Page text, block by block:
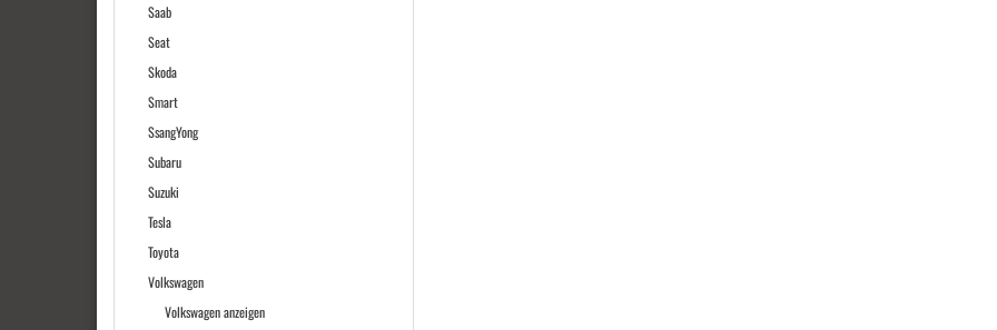
Saab
Seat
Skoda
Smart
SsangYong
Subaru
Suzuki
Tesla
Toyota
Volkswagen
Volkswagen anzeigen